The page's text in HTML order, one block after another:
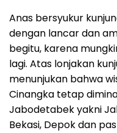
Anas bersyukur
dengan lancar dan
begitu, karena
lagi. Atas lonjakan
menunjukan bahwa
Cinangka tetap
Jabodetabek yakni
Bekasi, Depok dan